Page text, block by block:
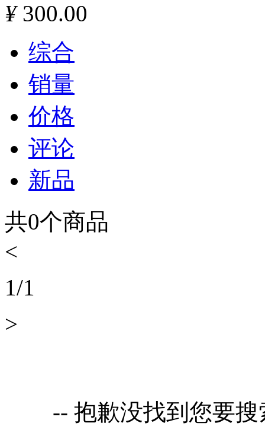
¥300.00
综合
销量
价格
评论
新品
共0个商品
<
1/1
>
-- 抱歉没找到您要